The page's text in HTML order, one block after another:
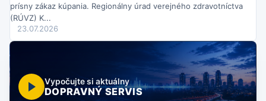
prísny zákaz kúpania. Regionálny úrad verejného zdravotníctva
(RÚVZ) K...
23.07.2026
Vypočujte si aktuálny
DOPRAVNÝ SERVIS